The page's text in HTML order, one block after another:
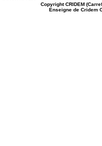
CopyrightCRIDEM
Enseigne de Cridem